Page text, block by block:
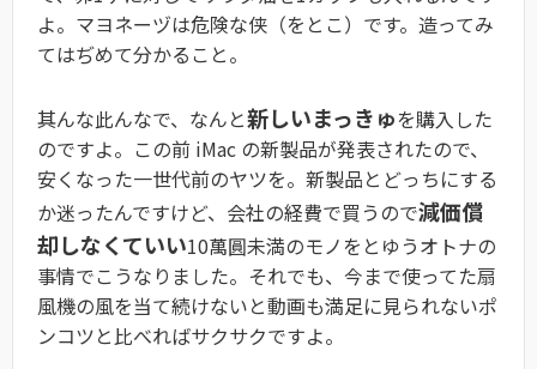
よ。マヨネーヅは危険な侠（をとこ）です。造ってみ
てはぢめて分かること。
其んな此んなで、なんと新しいまっきゅを購入した
のですよ。この前 iMac の新製品が発表されたので、
安くなった一世代前のヤツを。新製品とどっちにする
か迷ったんですけど、会社の経費で買うので減価償
却しなくていい10萬圓未満のモノをとゆうオトナの
事情でこうなりました。それでも、今まで使ってた扇
風機の風を当て続けないと動画も満足に見られないポ
ンコツと比べればサクサクですよ。